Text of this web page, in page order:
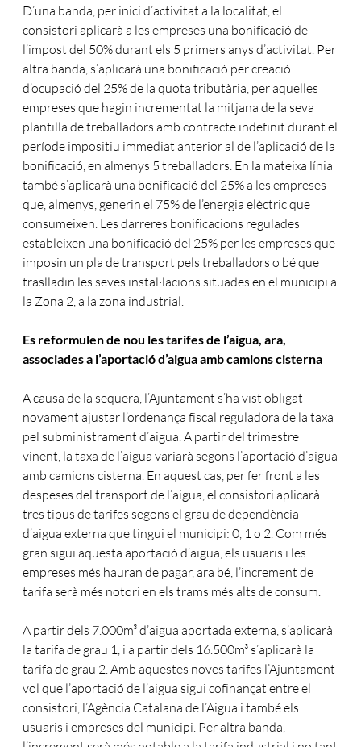
D’una banda, per inici d’activitat a la localitat, el
consistori aplicarà a les empreses una bonificació de
l’impost del 50% durant els 5 primers anys d’activitat. Per
altra banda, s’aplicarà una bonificació per creació
d’ocupació del 25% de la quota tributària, per aquelles
empreses que hagin incrementat la mitjana de la seva
plantilla de treballadors amb contracte indefinit durant el
període impositiu immediat anterior al de l’aplicació de la
bonificació, en almenys 5 treballadors. En la mateixa línia
també s’aplicarà una bonificació del 25% a les empreses
que, almenys, generin el 75% de l’energia elèctric que
consumeixen. Les darreres bonificacions regulades
estableixen una bonificació del 25% per les empreses que
imposin un pla de transport pels treballadors o bé que
traslladin les seves instal·lacions situades en el municipi a
la Zona 2, a la zona industrial.
Es reformulen de nou les tarifes de l’aigua, ara,
associades a l’aportació d’aigua amb camions cisterna
A causa de la sequera, l’Ajuntament s’ha vist obligat
novament ajustar l’ordenança fiscal reguladora de la taxa
pel subministrament d’aigua. A partir del trimestre
vinent, la taxa de l’aigua variarà segons l’aportació d’aigua
amb camions cisterna. En aquest cas, per fer front a les
despeses del transport de l’aigua, el consistori aplicarà
tres tipus de tarifes segons el grau de dependència
d’aigua externa que tingui el municipi: 0, 1 o 2. Com més
gran sigui aquesta aportació d’aigua, els usuaris i les
empreses més hauran de pagar, ara bé, l’increment de
tarifa serà més notori en els trams més alts de consum.
A partir dels 7.000m³ d’aigua aportada externa, s’aplicarà
la tarifa de grau 1, i a partir dels 16.500m³ s’aplicarà la
tarifa de grau 2. Amb aquestes noves tarifes l’Ajuntament
vol que l’aportació de l’aigua sigui cofinançat entre el
consistori, l’Agència Catalana de l’Aigua i també els
usuaris i empreses del municipi. Per altra banda,